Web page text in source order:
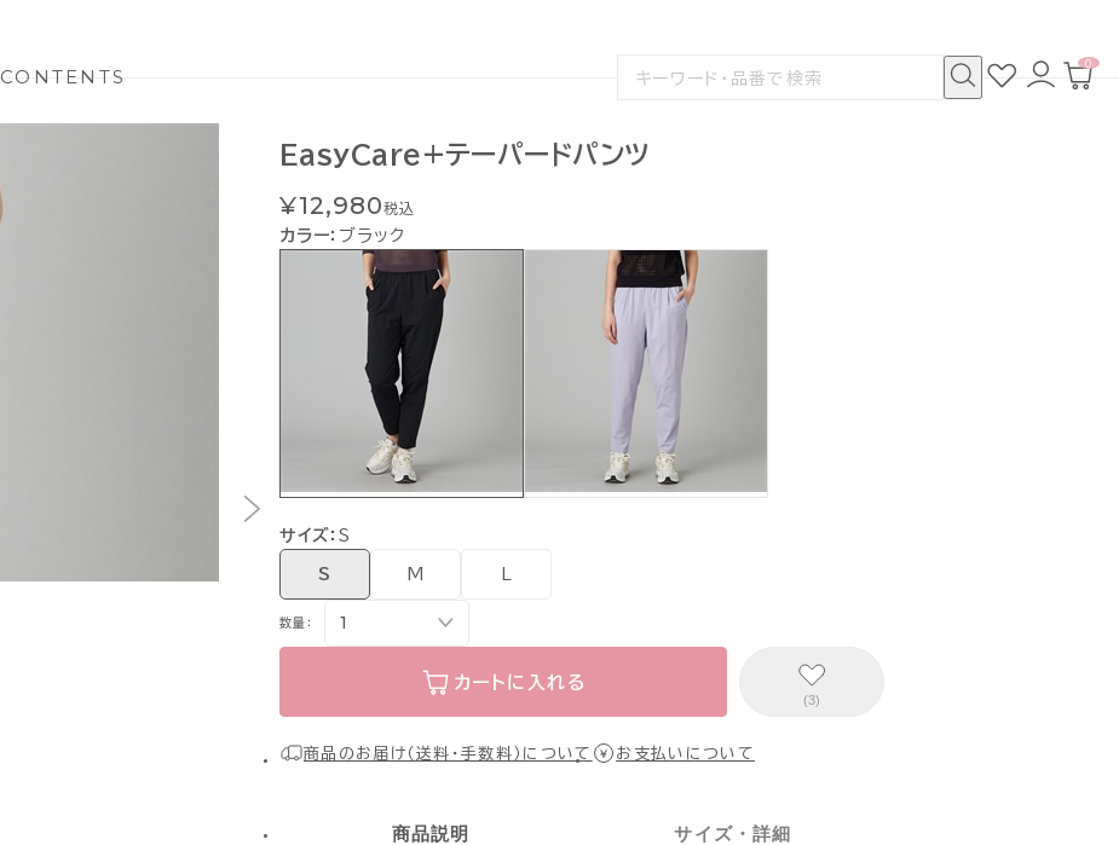
CONTENTS
検
お
気
ロ
グ
カ
0
EasyCare+テーパードパンツ
¥12,980税込
カラー： ブラック
サイズ：S
S M
数量：
カートに入れる
(3)
商品のお届け（送料・手数料）について お支払いについて
商品説明 サイズ・詳細